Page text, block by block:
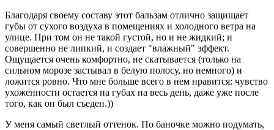
Благодаря своему составу этот бальзам отлично защищает
губы от сухого воздуха в помещениях и холодного ветра на
улице. При том он не такой густой, но и не жидкий; и
совершенно не липкий, и создает "влажный" эффект.
Ощущается очень комфортно, не скатывается (только на
сильном морозе застывал в белую полосу, но немного) и
ложится ровно. Что мне больше всего в нем нравится: чувство
ухоженности остается на губах на весь день, даже уже после
того, как он был съеден.))
У меня самый светлый оттенок. По баночке можно подумать,